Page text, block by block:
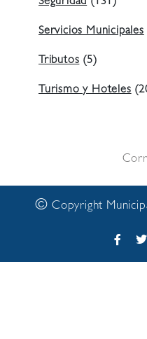
Servicios Municipales
Tributos (5)
Turismo y Hoteles
© Copyright